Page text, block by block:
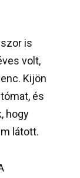
is
volt,
Kijön
és
hogy
látott.